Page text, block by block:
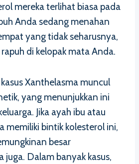
mereka terlihat biasa pada
Anda sedang menahan
yang tidak seharusnya,
di kelopak mata Anda.
Xanthelasma muncul
yang menunjukkan ini
Jika ayah ibu atau
memiliki bintik kolesterol ini,
besar
Dalam banyak kasus,